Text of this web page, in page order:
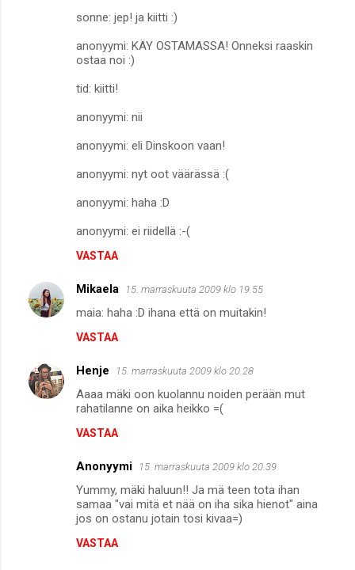
sonne: jep! ja kiitti :)
anonyymi: KÄY OSTAMASSA! Onneksi raaskin
ostaa noi :)
tid: kiitti!
anonyymi: nii
anonyymi: eli Dinskoon vaan!
anonyymi: nyt oot väärässä :(
anonyymi: haha :D
anonyymi: ei riidellä :-(
VASTAA
Mikaela 15. marraskuuta 2009 klo 19.55
maia: haha :D ihana että on muitakin!
VASTAA
Henje 15. marraskuuta 2009 klo 20.28
Aaaa mäki oon kuolannu noiden perään mut
rahatilanne on aika heikko =(
VASTAA
Anonyymi 15. marraskuuta 2009 klo 20.39
Yummy, mäki haluun!! Ja mä teen tota ihan
samaa "vai mitä et nää on iha sika hienot" aina
jos on ostanu jotain tosi kivaa=)
VASTAA